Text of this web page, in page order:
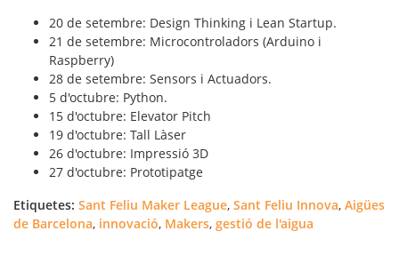
20 de setembre: Design Thinking i Lean Startup.
21 de setembre: Microcontroladors (Arduino i
Raspberry)
28 de setembre: Sensors i Actuadors.
5 d'octubre: Python.
15 d'octubre: Elevator Pitch
19 d'octubre: Tall Làser
26 d'octubre: Impressió 3D
27 d'octubre: Prototipatge
Etiquetes: Sant Feliu Maker League, Sant Feliu Innova, Aigües
de Barcelona, innovació, Makers, gestió de l'aigua